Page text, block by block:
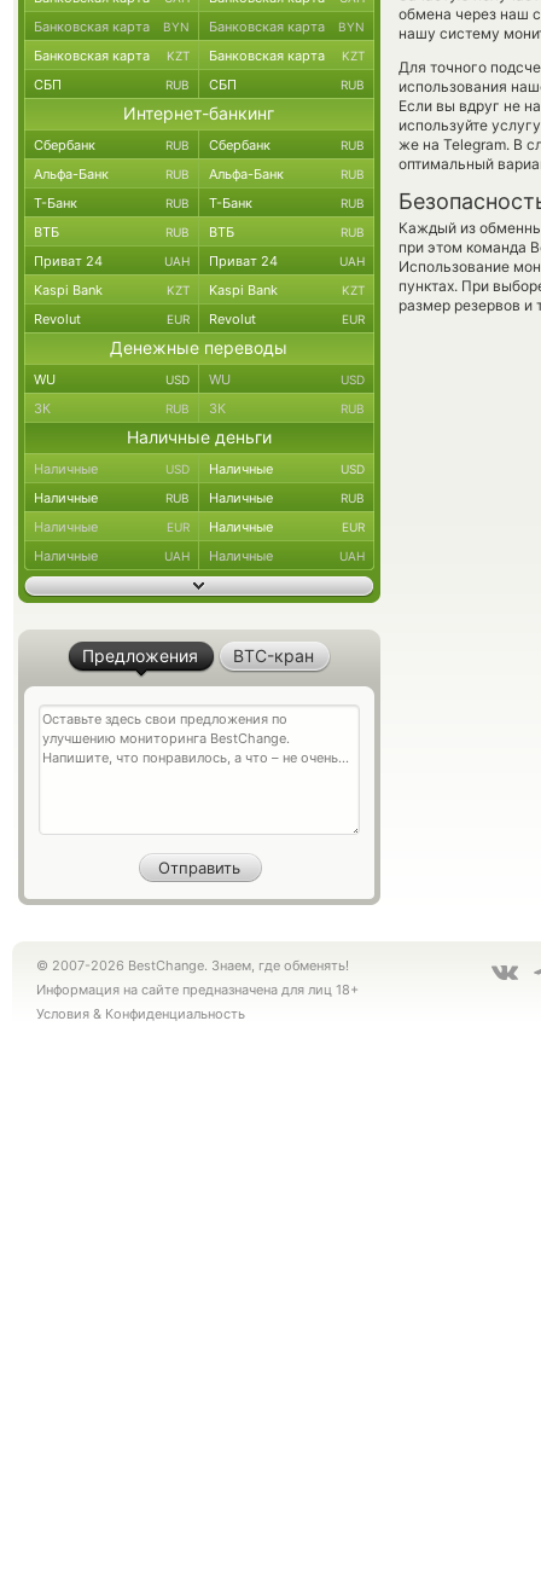
обмена через наш
нашу систему
Для точного
использования
Если вы вдруг не
используйте
же на Telegram. В
оптимальный
Каждый из
при этом команда
Использование
пунктах. При
размер резервов и
Банковская карта BYN Банковская карта BYN
Банковская карта KZT Банковская карта KZT
СБП RUB СБП RUB
Интернет-банкинг
Сбербанк RUB Сбербанк RUB
Альфа-Банк RUB Альфа-Банк RUB
Т-Банк RUB Т-Банк RUB
ВТБ RUB ВТБ RUB
Приват 24 UAH Приват 24 UAH
Kaspi Bank KZT Kaspi Bank KZT
Revolut EUR Revolut EUR
Денежные переводы
WU USD WU USD
ЗК RUB ЗК RUB
Наличные деньги
Наличные USD Наличные USD
Наличные RUB Наличные RUB
Наличные EUR Наличные EUR
Наличные UAH Наличные UAH
Предложения BTC-кран
© 2007-2026 BestChange. Знаем, где обменять!
Информация на сайте предназначена для лиц 18+
Условия & Конфиденциальность